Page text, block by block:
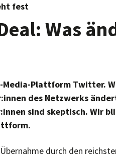
fest
Was
Media-Plattform Twitter.
des Netzwerks
sind skeptisch. Wir
durch den